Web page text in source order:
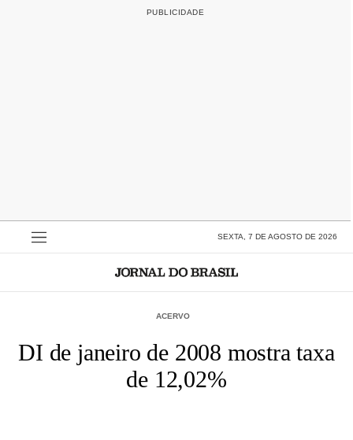
SEXTA, 7 DE AGOSTO DE 2026
ACERVO
DI de janeiro de 2008 mostra taxa
de 12,02%